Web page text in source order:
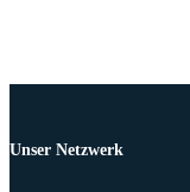
Unser Netzwerk